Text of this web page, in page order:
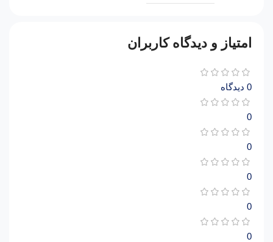
امتیاز و دیدگاه کاربران
0 دیدگاه
0
0
0
0
0